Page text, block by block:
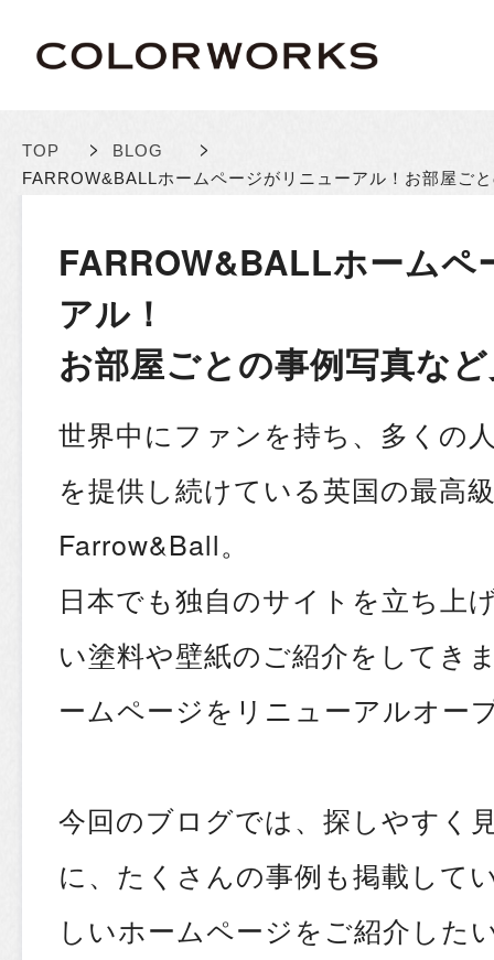
TOP > BLOG >
FARROW&BALLホームページがリニューアル！ お部屋ご
FARROW&BALLホームペ
アル！
お部屋ごとの事例写真な
世界中にファンを持ち、多くの
を提供し続けている英国の最高
Farrow&Ball。
日本でも独自のサイトを立ち上
い塗料や壁紙のご紹介をしてき
ームページをリニューアルオー
今回のブログでは、探しやすく
に、たくさんの事例も掲載して
しいホームページをご紹介した